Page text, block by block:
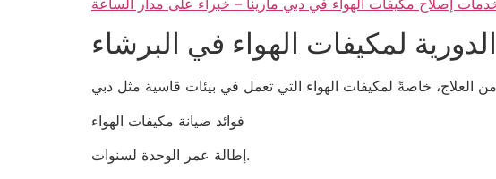
إصلاح مكيفات الهواء في دبي مارينا – خبراء على مدار الساعة
لمكيفات الهواء في البرشاء
فوائد صيانة مكيفات الهواء
إطالة عمر الوحدة لسنوات.